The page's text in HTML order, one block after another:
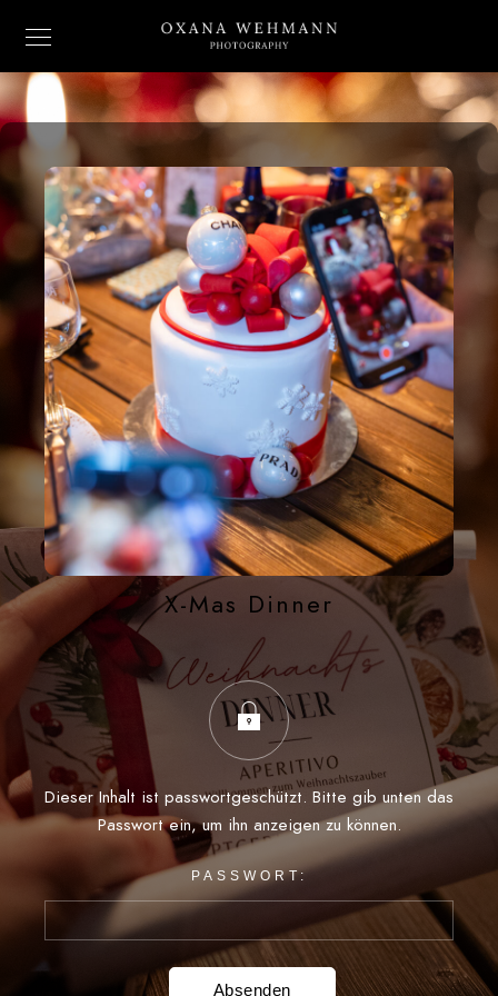
X-Mas Dinner
Dieser Inhalt ist passwortgeschützt. Bitte gib unten das
Passwort ein, um ihn anzeigen zu können.
PASSWORT: